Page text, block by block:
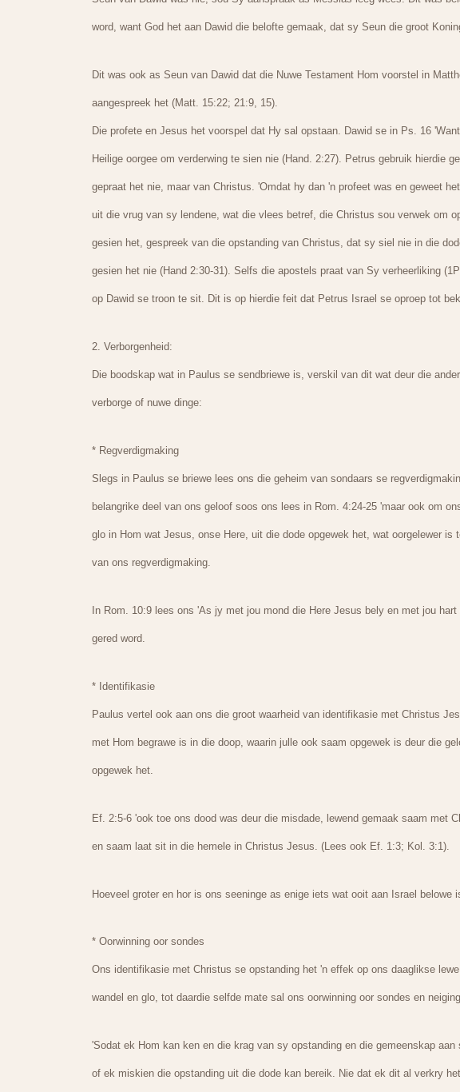
word, want God het aan Dawid die belofte gemaak, dat sy Seun die groot
Dit was ook as Seun van Dawid dat die Nuwe Testament Hom voorstel in
aangespreek het (Matt. 15:22; 21:9, 15).
Die profete en Jesus het voorspel dat Hy sal opstaan. Dawid se in Ps. 16
Heilige oorgee om verderwing te sien nie (Hand. 2:27). Petrus gebruik hierdie
gepraat het nie, maar van Christus. 'Omdat hy dan 'n profeet was en geweet
uit die vrug van sy lendene, wat die vlees betref, die Christus sou verwek om
gesien het, gespreek van die opstanding van Christus, dat sy siel nie in die
gesien het nie (Hand 2:30-31). Selfs die apostels praat van Sy verheerliking
op Dawid se troon te sit. Dit is op hierdie feit dat Petrus Israel se oproep tot
2. Verborgenheid:
Die boodskap wat in Paulus se sendbriewe is, verskil van dit wat deur die
verborge of nuwe dinge:
* Regverdigmaking
Slegs in Paulus se briewe lees ons die geheim van sondaars se
belangrike deel van ons geloof soos ons lees in Rom. 4:24-25 'maar ook om
glo in Hom wat Jesus, onse Here, uit die dode opgewek het, wat oorgelewer
van ons regverdigmaking.
In Rom. 10:9 lees ons 'As jy met jou mond die Here Jesus bely en met jou
gered word.
* Identifikasie
Paulus vertel ook aan ons die groot waarheid van identifikasie met Christus
met Hom begrawe is in die doop, waarin julle ook saam opgewek is deur die
opgewek het.
Ef. 2:5-6 'ook toe ons dood was deur die misdade, lewend gemaak saam met
en saam laat sit in die hemele in Christus Jesus. (Lees ook Ef. 1:3; Kol. 3:1).
Hoeveel groter en hor is ons seeninge as enige iets wat ooit aan Israel belowe
* Oorwinning oor sondes
Ons identifikasie met Christus se opstanding het 'n effek op ons daaglikse
wandel en glo, tot daardie selfde mate sal ons oorwinning oor sondes en
'Sodat ek Hom kan ken en die krag van sy opstanding en die gemeenskap
of ek miskien die opstanding uit die dode kan bereik. Nie dat ek dit al verkry